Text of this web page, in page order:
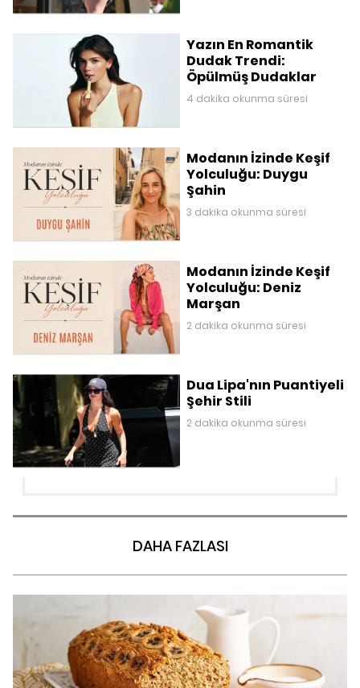
Yazın En Romantik
Dudak Trendi:
Öpülmüş Dudaklar
4 dakika okunma süresi
Modanın İzinde Keşif
Yolculuğu: Duygu
Şahin
3 dakika okunma süresi
Modanın İzinde Keşif
Yolculuğu: Deniz
Marşan
2 dakika okunma süresi
Dua Lipa'nın Puantiyeli
Şehir Stili
2 dakika okunma süresi
DAHA FAZLASI